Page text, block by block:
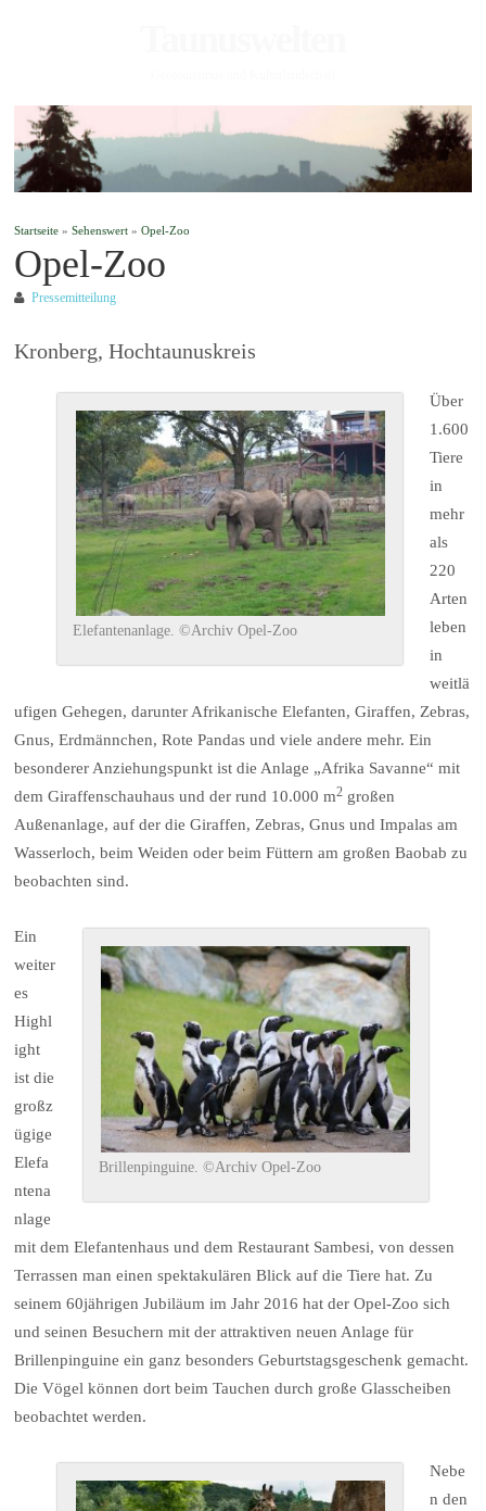
Startseite »Sehenswert »Opel-Zoo
Opel-Zoo
Pressemitteilung
Kronberg, Hochtaunuskreis
Elefantenanlage. ©Archiv Opel-Zoo
Über
1.600
Tiere
in
mehr
als
220
Arten
leben
in
weitlä
ufigen Gehegen, darunter Afrikanische Elefanten, Giraffen, Zebras,
Gnus, Erdmännchen, Rote Pandas und viele andere mehr. Ein
besonderer Anziehungspunkt ist die Anlage „Afrika Savanne“ mit
dem Giraffenschauhaus und der rund 10.000 m2 großen
Außenanlage, auf der die Giraffen, Zebras, Gnus und Impalas am
Wasserloch, beim Weiden oder beim Füttern am großen Baobab zu
beobachten sind.
Brillenpinguine. ©Archiv Opel-Zoo
Ein
weiter
es
Highl
ight
ist die
großz
ügige
Elefa
ntena
nlage
mit dem Elefantenhaus und dem Restaurant Sambesi, von dessen
Terrassen man einen spektakulären Blick auf die Tiere hat. Zu
seinem 60jährigen Jubiläum im Jahr 2016 hat der Opel-Zoo sich
und seinen Besuchern mit der attraktiven neuen Anlage für
Brillenpinguine ein ganz besonders Geburtstagsgeschenk gemacht.
Die Vögel können dort beim Tauchen durch große Glasscheiben
beobachtet werden.
Nebe
n den